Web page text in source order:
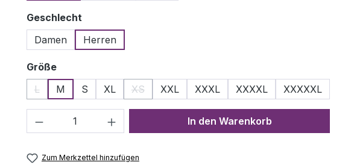
Geschlechtauswählen
Damen
Herren
Größeauswählen
L
(Diese Option ist zurzeit nicht verfügbar.)
M S XL XS
(Diese Option ist zurzeit nicht verfügbar.)
XXL XXXL XXXXL XXXXXL
Produkt Anzahl: Gib den gewünschten Wert
In den Warenkorb
Zum Merkzettel hinzufügen